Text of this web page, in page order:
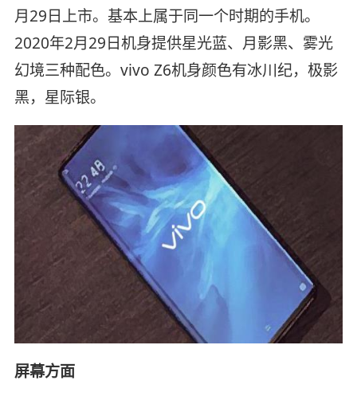
月29日上市。基本上属于同一个时期的手机。
2020年2月29日机身提供星光蓝、月影黑、雾光
幻境三种配色。vivo Z6机身颜色有冰川纪，极影
黑，星际银。
屏幕方面